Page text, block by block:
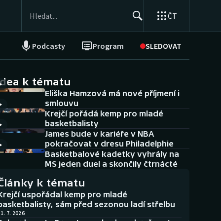
ČT
Podcasty Program SLEDOVAT
NEPŘEHLÉDNĚTE
Historické návraty
Aplikace ČT sport
AZ kvíz
k tématu
Eliška Hamzová má nové příjmení i
smlouvu
Krejčí pořádá kemp pro mladé
basketbalisty
James bude v kariéře v NBA
pokračovat v dresu Philadelphie
Basketbalové kadetky vyhrály na
MS jeden duel a skončily čtrnácté
k tématu
uspořádal kemp pro mladé
sám před sezonou ladí střelbu
7. 2026